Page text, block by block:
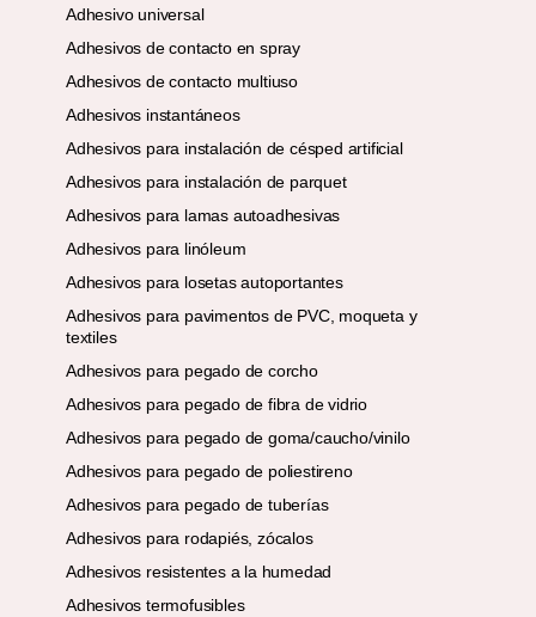
Adhesivo universal
Adhesivos de contacto en spray
Adhesivos de contacto multiuso
Adhesivos instantáneos
Adhesivos para instalación de césped artificial
Adhesivos para instalación de parquet
Adhesivos para lamas autoadhesivas
Adhesivos para linóleum
Adhesivos para losetas autoportantes
Adhesivos para pavimentos de PVC, moqueta y
textiles
Adhesivos para pegado de corcho
Adhesivos para pegado de fibra de vidrio
Adhesivos para pegado de goma/caucho/vinilo
Adhesivos para pegado de poliestireno
Adhesivos para pegado de tuberías
Adhesivos para rodapiés, zócalos
Adhesivos resistentes a la humedad
Adhesivos termofusibles